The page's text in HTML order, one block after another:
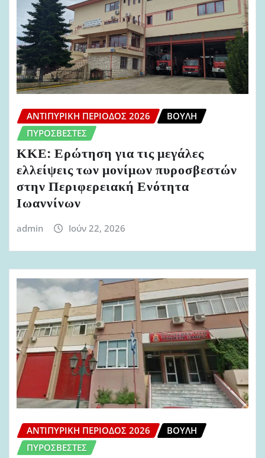
ΑΝΤΙΠΥΡΙΚΉ ΠΕΡΊΟΔΟΣ 2026
ΒΟΥΛΉ
ΠΥΡΟΣΒΈΣΤΕΣ
ΚΚΕ: Ερώτηση για τις μεγάλες
ελλείψεις των μονίμων πυροσβεστών
στην Περιφερειακή Ενότητα
Ιωαννίνων
admin Ιούν 22, 2026
ΑΝΤΙΠΥΡΙΚΉ ΠΕΡΊΟΔΟΣ 2026
ΒΟΥΛΉ
ΠΥΡΟΣΒΈΣΤΕΣ